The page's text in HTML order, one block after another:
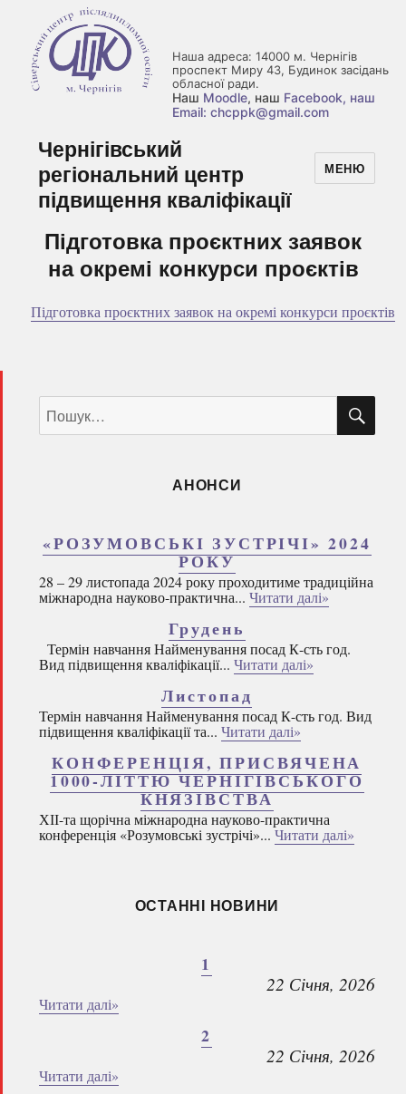
Наша адреса: 14000 м. Чернігів
проспект Миру 43, Будинок засідань
обласної ради.
Наш Moodle, наш Facebook, наш
Email: chcppk@gmail.com
Чернігівський
регіональний центр
підвищення кваліфікації
МЕНЮ
Підготовка проєктних заявок
на окремі конкурси проєктів
Підготовка проєктних заявок на окремі конкурси проєктів
за
запитом:
АНОНСИ
«РОЗУМОВСЬКІ ЗУСТРІЧІ» 2024
РОКУ
28 – 29 листопада 2024 року проходитиме традиційна
міжнародна науково-практична... Читати далі»
Грудень
Термін навчання Найменування посад К-сть год.
Вид підвищення кваліфікації... Читати далі»
Листопад
Термін навчання Найменування посад К-сть год. Вид
підвищення кваліфікації та... Читати далі»
КОНФЕРЕНЦІЯ, ПРИСВЯЧЕНА
1000-ЛІТТЮ ЧЕРНІГІВСЬКОГО
КНЯЗІВСТВА
ХІІ-та щорічна міжнародна науково-практична
конференція «Розумовські зустрічі»... Читати далі»
ОСТАННІ НОВИНИ
1
22 Січня, 2026
Читати далі»
2
22 Січня, 2026
Читати далі»